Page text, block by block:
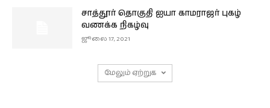
சாத்தூர் தொகுதி ஐயா காமராஜர் புகழ்
வணக்க நிகழ்வு
ஜூலை 17, 2021
மேலும் ஏற்றுக